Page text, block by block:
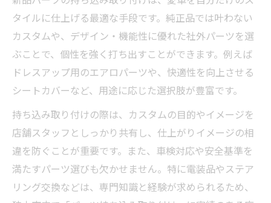
タイルに仕上げる最適な手段です。純正品では叶わない
カスタムや、デザイン・機能性に優れた社外パーツを選
ぶことで、個性を強く打ち出すことができます。例えば
ドレスアップ用のエアロパーツや、快適性を向上させる
シートカバーなど、用途に応じた選択肢が豊富です。
持ち込み取り付けの際は、カスタムの目的やイメージを
店舗スタッフとしっかり共有し、仕上がりイメージの相
違を防ぐことが重要です。また、車検対応や安全基準を
満たすパーツ選びも欠かせません。特に電装品やステア
リング交換などは、専門知識と経験が求められるため、